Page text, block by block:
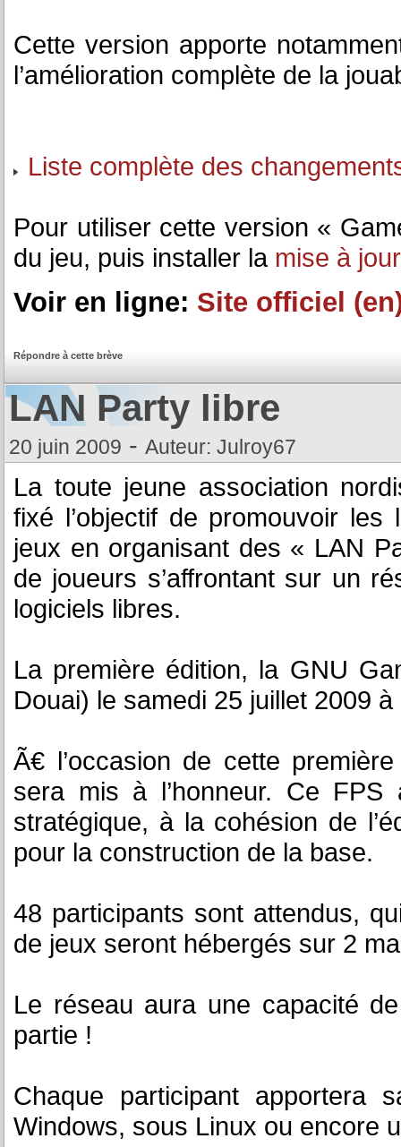
Cette version apporte
l’amélioration complète de la
Liste complète des
Pour utiliser cette version «
du jeu, puis installer la mise à jour
Voir en ligne: Site officiel
Répondre à cette brève
LAN Party libre
20 juin 2009 - Auteur: Julroy67
La toute jeune association
fixé l’objectif de promouvoir
jeux en organisant des « LAN
de joueurs s’affrontant sur un
logiciels libres.
La première édition, la GNU
Douai) le samedi 25 juillet 2009
Ã€ l’occasion de cette
sera mis à l’honneur. Ce
stratégique, à la cohésion de
pour la construction de la base.
48 participants sont attendus,
de jeux seront hébergés sur 2
Le réseau aura une capacité
partie !
Chaque participant apportera
Windows, sous Linux ou encore